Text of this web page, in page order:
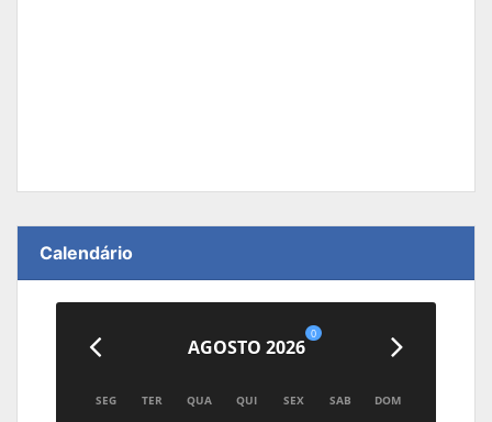
Calendário
AGOSTO 2026
0
SEG TER QUA QUI SEX SAB DOM